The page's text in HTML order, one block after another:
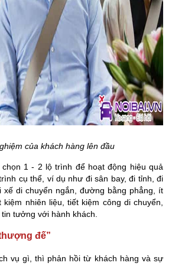
của khách hàng lên đầu
1 - 2 lộ trình để hoạt động hiệu quả
cụ thể, ví dụ như đi sân bay, đi tỉnh, đi
xế di chuyển ngắn, đường bằng phẳng, ít
nhiên liệu, tiết kiệm công di chuyển,
tưởng với hành khách.
đế”
vụ gì, thì phản hồi từ khách hàng và sự